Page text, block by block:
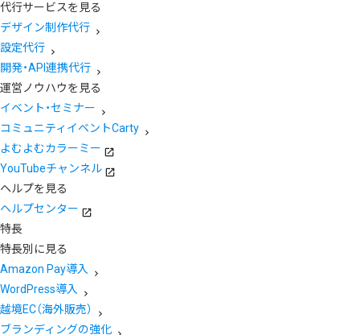
代行サービスを見る
デザイン制作代行
設定代行
開発・API連携代行
運営ノウハウを見る
イベント・セミナー
コミュニティイベントCarty
よむよむカラーミー
YouTubeチャンネル
ヘルプを見る
ヘルプセンター
特長
特長別に見る
Amazon Pay導入
WordPress導入
越境EC（海外販売）
ブランディングの強化